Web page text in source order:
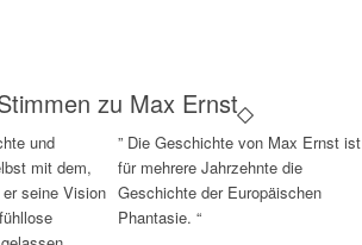
zu Max Ernst
und
mit dem,
seine Vision
” Die Geschichte von Max Ernst ist
für mehrere Jahrzehnte die
Geschichte der Europäischen
Phantasie. “